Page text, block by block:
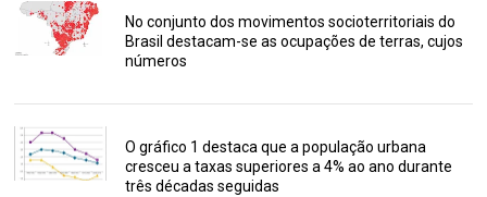
No conjunto dos movimentos socioterritoriais do
Brasil destacam-se as ocupações de terras, cujos
números
O gráfico 1 destaca que a população urbana
cresceu a taxas superiores a 4% ao ano durante
três décadas seguidas